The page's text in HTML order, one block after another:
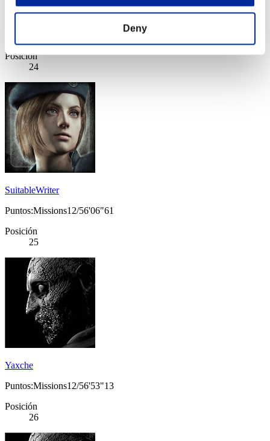
Deny
tstratton
Posición
24
SuitableWriter
Puntos:Missions12/56'06"61
Posición
25
Yaxche
Puntos:Missions12/56'53"13
Posición
26